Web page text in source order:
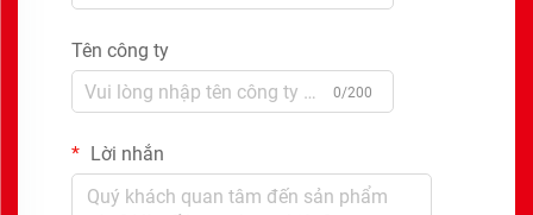
Tên công ty
0/200
Lời nhắn